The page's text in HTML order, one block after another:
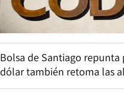
Bolsa de Santiago
dólar también retoma las